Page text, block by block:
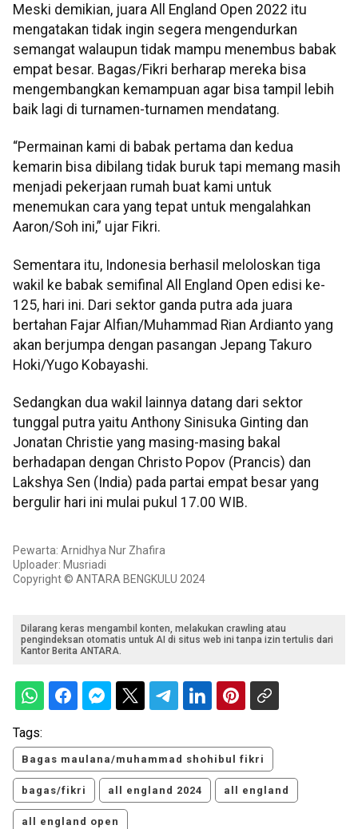
Meski demikian, juara All England Open 2022 itu
mengatakan tidak ingin segera mengendurkan
semangat walaupun tidak mampu menembus babak
empat besar. Bagas/Fikri berharap mereka bisa
mengembangkan kemampuan agar bisa tampil lebih
baik lagi di turnamen-turnamen mendatang.
“Permainan kami di babak pertama dan kedua
kemarin bisa dibilang tidak buruk tapi memang masih
menjadi pekerjaan rumah buat kami untuk
menemukan cara yang tepat untuk mengalahkan
Aaron/Soh ini,” ujar Fikri.
Sementara itu, Indonesia berhasil meloloskan tiga
wakil ke babak semifinal All England Open edisi ke-
125, hari ini. Dari sektor ganda putra ada juara
bertahan Fajar Alfian/Muhammad Rian Ardianto yang
akan berjumpa dengan pasangan Jepang Takuro
Hoki/Yugo Kobayashi.
Sedangkan dua wakil lainnya datang dari sektor
tunggal putra yaitu Anthony Sinisuka Ginting dan
Jonatan Christie yang masing-masing bakal
berhadapan dengan Christo Popov (Prancis) dan
Lakshya Sen (India) pada partai empat besar yang
bergulir hari ini mulai pukul 17.00 WIB.
Pewarta: Arnidhya Nur Zhafira
Uploader: Musriadi
Copyright © ANTARA BENGKULU 2024
Dilarang keras mengambil konten, melakukan crawling atau
pengindeksan otomatis untuk AI di situs web ini tanpa izin tertulis dari
Kantor Berita ANTARA.
Tags:
Bagas maulana/muhammad shohibul fikri
bagas/fikri all england 2024 all england
all england open